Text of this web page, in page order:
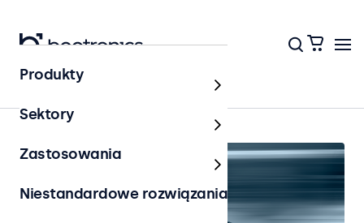
Strona główna
Produkty
Sektory
Zastosowania
Niestandardowe rozwiązania